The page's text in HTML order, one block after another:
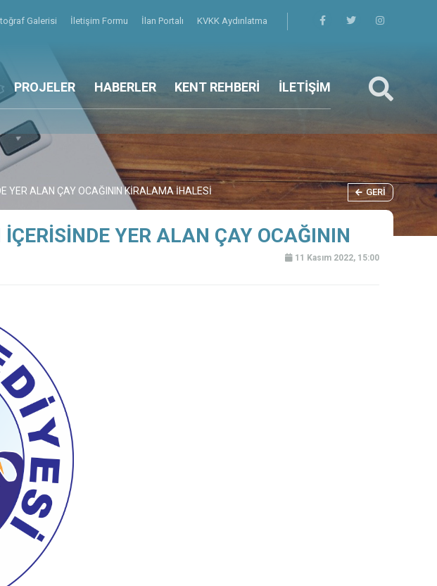
Galerisi İletişim Formu İlan Portalı KVKK Aydınlatma
PROJELER HABERLER KENT REHBERİ İLETİŞİM
YER ALAN ÇAY OCAĞININ KİRALAMA İHALESİ GERI
YER ALAN ÇAY OCAĞININ
11 Kasım 2022, 15:00